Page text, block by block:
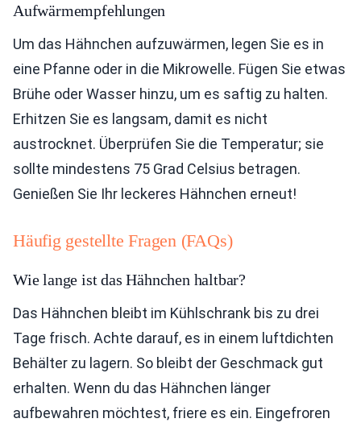
Aufwärmempfehlungen
Um das Hähnchen aufzuwärmen, legen Sie es in
eine Pfanne oder in die Mikrowelle. Fügen Sie etwas
Brühe oder Wasser hinzu, um es saftig zu halten.
Erhitzen Sie es langsam, damit es nicht
austrocknet. Überprüfen Sie die Temperatur; sie
sollte mindestens 75 Grad Celsius betragen.
Genießen Sie Ihr leckeres Hähnchen erneut!
Häufig gestellte Fragen (FAQs)
Wie lange ist das Hähnchen haltbar?
Das Hähnchen bleibt im Kühlschrank bis zu drei
Tage frisch. Achte darauf, es in einem luftdichten
Behälter zu lagern. So bleibt der Geschmack gut
erhalten. Wenn du das Hähnchen länger
aufbewahren möchtest, friere es ein. Eingefroren